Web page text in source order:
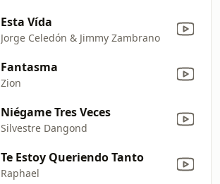
Esta Vída
Jorge Celedón & Jimmy Zambrano
Fantasma
Zion
Niégame Tres Veces
Silvestre Dangond
Te Estoy Queriendo Tanto
Raphael